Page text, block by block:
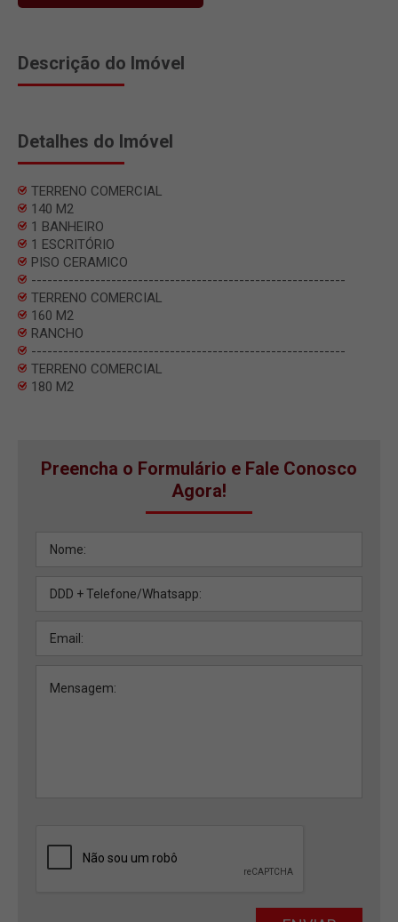
Descrição do Imóvel
Detalhes do Imóvel
TERRENO COMERCIAL
140 M2
1 BANHEIRO
1 ESCRITÓRIO
PISO CERAMICO
-----------------------------------------------------------
TERRENO COMERCIAL
160 M2
RANCHO
-----------------------------------------------------------
TERRENO COMERCIAL
180 M2
Preencha o Formulário e Fale Conosco
Agora!